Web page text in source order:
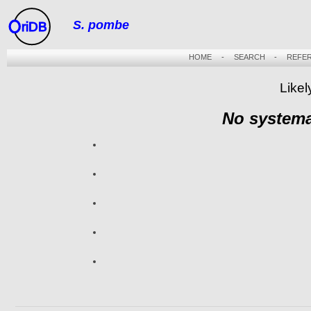
riDB S. pombe
HOME- SEARCH -
No